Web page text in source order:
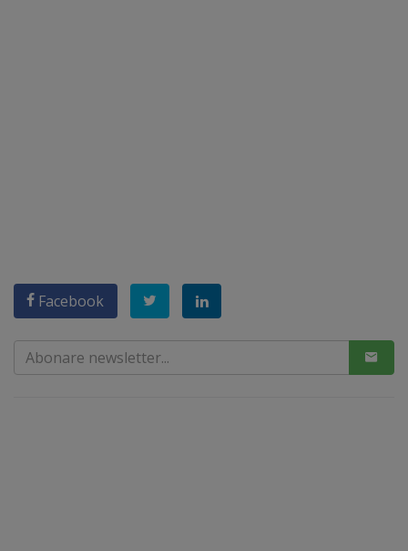
Facebook